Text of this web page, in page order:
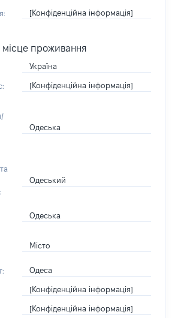
[Конфіденційна інформація]
проживання
Україна
[Конфіденційна інформація]
Одеська
Одеський
Одеська
Місто
Одеса
[Конфіденційна інформація]
[Конфіденційна інформація]